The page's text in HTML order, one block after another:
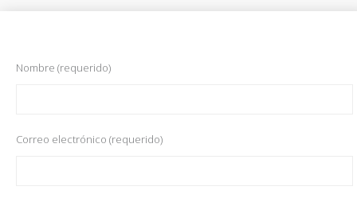
Nombre (requerido)
Correo electrónico (requerido)